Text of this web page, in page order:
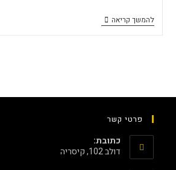
להמשך קריאה
פרטי קשר
כתובת:
דולב 102, קיסריה